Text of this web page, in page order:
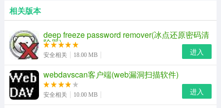
相关版本
deep freeze password remover(冰点还原密码清
除器)
安全相关 18.00 MB 进入
webdavscan客户端(web漏洞扫描软件)
安全相关 10.00 MB 进入